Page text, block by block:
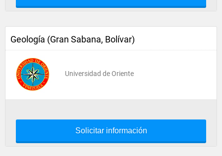
Geología (Gran Sabana, Bolívar)
Universidad de Oriente
Solicitar información